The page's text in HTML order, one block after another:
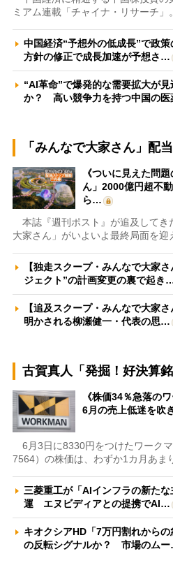
ミアム連載「チャイナ・リサーチ
中国経済“予想外の低成長”で政
方針の修正で成長加速が予想さ…
“AI革命”で爆発的な需要拡大が
か？ 高い競争力を持つ中国の
「みんなで大家さん」配
《ついに見えた問
ん」2000億円超不
ら…
本誌『週刊ポスト』が追及してき
大家さん」がいよいよ最終局面を
【独走スクープ・みんなで大家
ジェクト”の計画変更の裏で起き
【追及スクープ・みんなで大家
明かされる柳瀬健一・代表の思…
古賀真人「発掘！好決算銘
《株価34％急落の
6月の売上低迷を吹
6月3日に8330円をつけたワークマ
7564）の株価は、わずか1カ月あま
三菱重工が「AIインフラの新た
運 エヌビディアとの提携でAI…
キオクシアHD「7万円割れから
の反転シグナルか？ 市場のム